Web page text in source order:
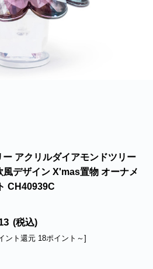
アクリルダイアモンドツリー
デザイン X'mas置物 オーナメ
CH40939C
(税込)
ント還元 18ポイント～]